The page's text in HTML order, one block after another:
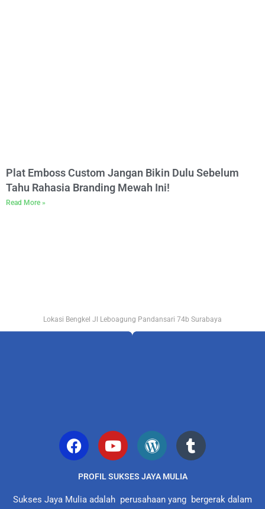
Plat Emboss Custom Jangan Bikin Dulu Sebelum
Tahu Rahasia Branding Mewah Ini!
Read More »
Lokasi Bengkel Jl Leboagung Pandansari 74b Surabaya
PROFIL SUKSES JAYA MULIA
Sukses Jaya Mulia adalah perusahaan yang bergerak dalam